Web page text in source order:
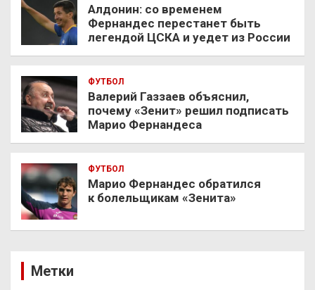
Алдонин: со временем
Фернандес перестанет быть
легендой ЦСКА и уедет из России
ФУТБОЛ
Валерий Газзаев объяснил,
почему «Зенит» решил подписать
Марио Фернандеса
ФУТБОЛ
Марио Фернандес обратился
к болельщикам «Зенита»
Метки